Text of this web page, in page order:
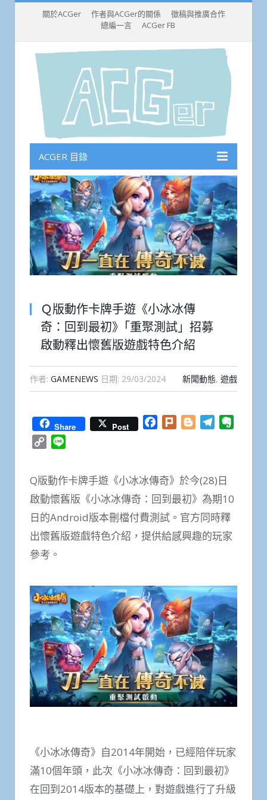
關於ACGer 作者與ACGer的關係
徵稿與推廣合作
總編一言
ACGer FB
ACGER 目錄
Ｑ版動作卡牌手遊《小冰冰傳
奇：回到最初》｢重聚測試」招募
啟動釋出懷舊版遊戲特色介紹
作者: GAMENEWS 日期: 29/03/2024 新聞動態, 遊戲
Share Post Facebook
Plurk BloggerTelegram
Copy
Q版動作卡牌手遊《小冰冰傳奇》於今(28)日
啟動懷舊版《小冰冰傳奇：回到最初》為期10
日的Android版本刪檔付費測試。官方同時釋
出懷舊版遊戲特色介紹，提供給感興趣的玩家
參考。
《小冰冰傳奇》自2014年開始，已經陪伴玩家
滿10個年頭，此次《小冰冰傳奇：回到最初》
在回到2014版本的基礎上，對遊戲進行了升級